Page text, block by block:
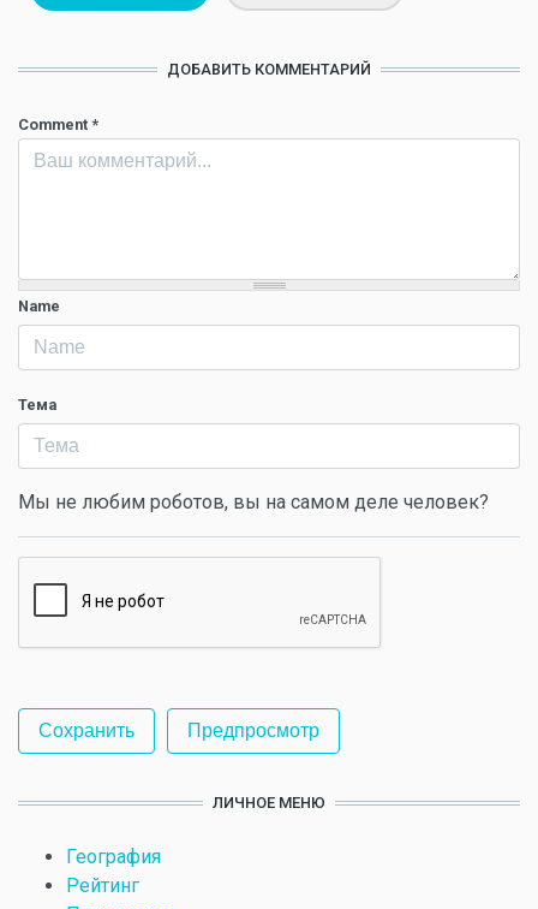
ДОБАВИТЬ КОММЕНТАРИЙ
Comment *
Name
Тема
Мы не любим роботов, вы на самом деле человек?
ЛИЧНОЕ МЕНЮ
География
Рейтинг